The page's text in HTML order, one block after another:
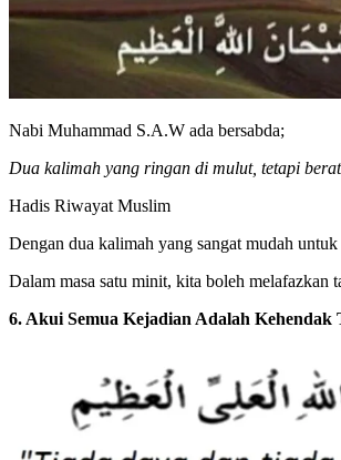
Nabi Muhammad S.A.W ada bersabda;
Dua kalimah yang ringan di mulut, tetapi
Hadis Riwayat Muslim
Dengan dua kalimah yang sangat mudah
Dalam masa satu minit, kita boleh melafazkan
6. Akui Semua Kejadian Adalah Kehendak